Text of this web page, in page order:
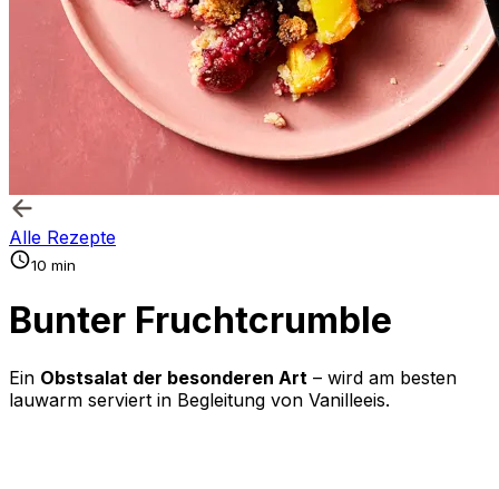
Alle Rezepte
10 min
Bunter Fruchtcrumble
Ein Obstsalat der besonderen Art – wird am besten
lauwarm serviert in Begleitung von Vanilleeis.